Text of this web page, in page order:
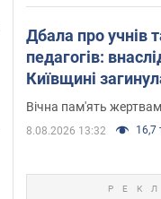
Дбала про учнів
педагогів:
Київщині
київського ліцею,
Вічна пам'ять
8.08.2026 13:32 16,7